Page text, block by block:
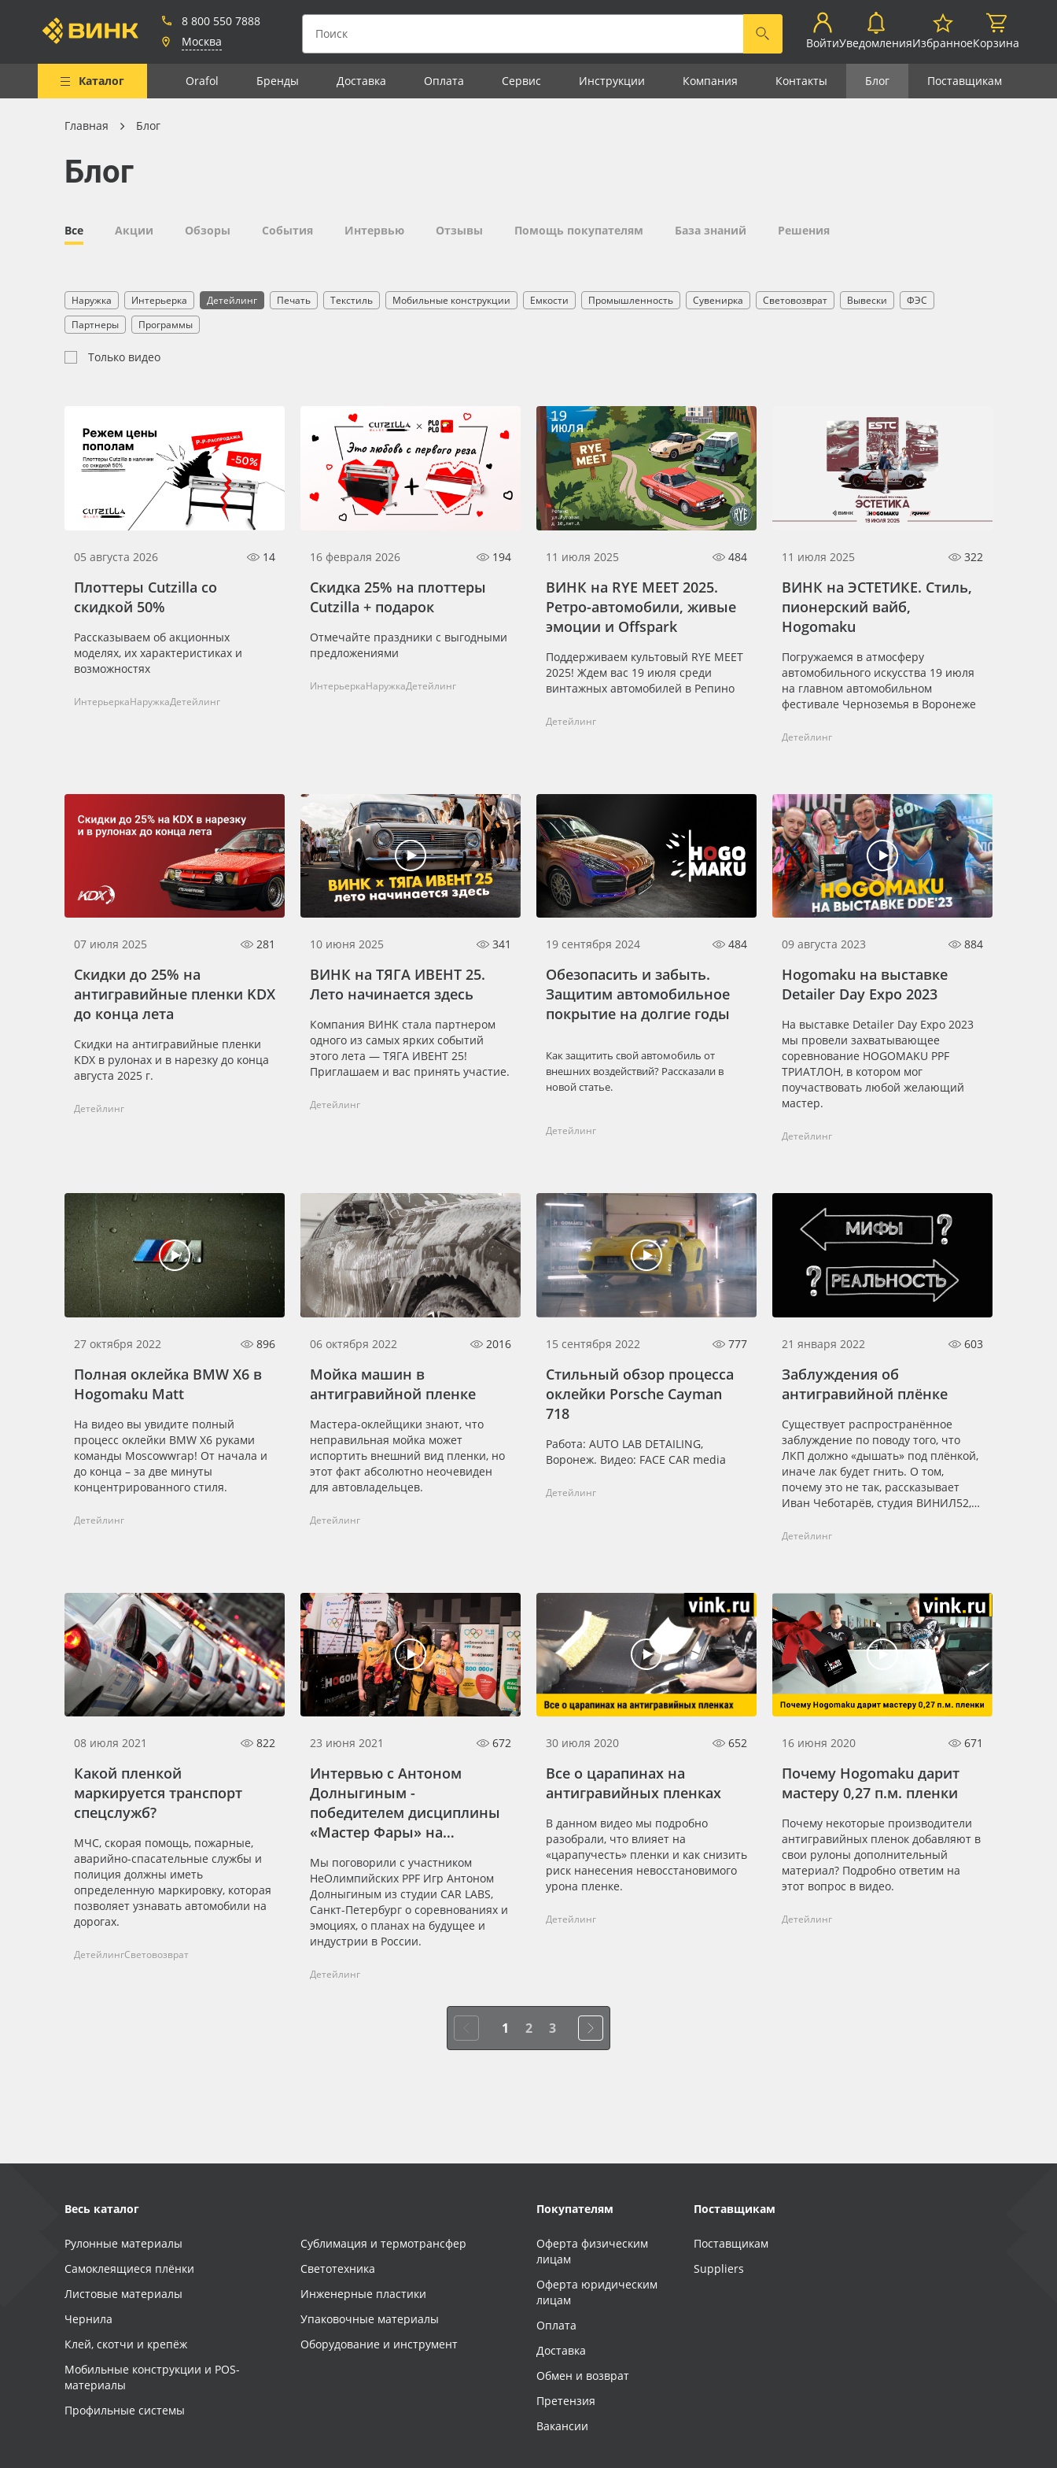
8 800 550 7888
Москва
ВойтиУведомленияИзбранноеКорзина
Каталог Orafol Бренды Доставка Оплата Сервис Инструкции Компания Контакты Блог Поставщикам
Весь каталог
Рулонные материалы
Листовые материалы
Мобильные конструкции и
POS-материалы
Профильные системы
Инженерные пластики
Упаковочные материалы
Оборудование и инструмент
Новинки ассортимента
Oracal 641
Orajet 3640
Плёнка монтажная Oratape
ПЭТ листовой
ПЭТ бэклит
Вспененный ПВХ
Главная Блог
Блог
Все Акции Обзоры События Интервью Отзывы Помощь покупателям База знаний Решения
Наружка Интерьерка Детейлинг Печать Текстиль Мобильные конструкции Емкости Промышленность Сувенирка Световозврат Вывески
ФЭС
Партнеры
Программы
Только видео
05 августа 2026 14
Плоттеры Cutzilla со
скидкой 50%
Рассказываем об акционных
моделях, их характеристиках и
возможностях
ИнтерьеркаНаружкаДетейлинг
16 февраля 2026 194
Скидка 25% на плоттеры
Cutzilla + подарок
Отмечайте праздники с выгодными
предложениями
ИнтерьеркаНаружкаДетейлинг
11 июля 2025 484
ВИНК на RYE MEET 2025.
Ретро-автомобили, живые
эмоции и Offspark
Поддерживаем культовый RYE MEET
2025! Ждем вас 19 июля среди
винтажных автомобилей в Репино
Детейлинг
11 июля 2025 322
ВИНК на ЭСТЕТИКЕ. Стиль,
пионерский вайб,
Hogomaku
Погружаемся в атмосферу
автомобильного искусства 19 июля
на главном автомобильном
фестивале Черноземья в Воронеже
Детейлинг
07 июля 2025 281
Скидки до 25% на
антигравийные пленки KDX
до конца лета
Скидки на антигравийные пленки
KDX в рулонах и в нарезку до конца
августа 2025 г.
Детейлинг
10 июня 2025 341
ВИНК на ТЯГА ИВЕНТ 25.
Лето начинается здесь
Компания ВИНК стала партнером
одного из самых ярких событий
этого лета — ТЯГА ИВЕНТ 25!
Приглашаем и вас принять участие.
Детейлинг
19 сентября 2024 484
Обезопасить и забыть.
Защитим автомобильное
покрытие на долгие годы
Как защитить свой автомобиль от
внешних воздействий? Рассказали в
новой статье.
Детейлинг
09 августа 2023 884
Hogomaku на выставке
Detailer Day Expo 2023
На выставке Detailer Day Expo 2023
мы провели захватывающее
соревнование HOGOMAKU PPF
ТРИАТЛОН, в котором мог
поучаствовать любой желающий
мастер.
Детейлинг
27 октября 2022 896
Полная оклейка BMW X6 в
Hogomaku Matt
На видео вы увидите полный
процесс оклейки BMW X6 руками
команды Moscowwrap! От начала и
до конца – за две минуты
концентрированного стиля.
Детейлинг
06 октября 2022 2016
Мойка машин в
антигравийной пленке
Мастера-оклейщики знают, что
неправильная мойка может
испортить внешний вид пленки, но
этот факт абсолютно неочевиден
для автовладельцев.
Детейлинг
15 сентября 2022 777
Стильный обзор процесса
оклейки Porsche Cayman
718
Работа: AUTO LAB DETAILING,
Воронеж. Видео: FACE CAR media
Детейлинг
21 января 2022 603
Заблуждения об
антигравийной плёнке
Существует распространённое
заблуждение по поводу того, что
ЛКП должно «дышать» под плёнкой,
иначе лак будет гнить. О том,
почему это не так, рассказывает
Иван Чеботарёв, студия ВИНИЛ52,
Детейлинг
08 июля 2021 822
Какой пленкой
маркируется транспорт
спецслужб?
МЧС, скорая помощь, пожарные,
аварийно-спасательные службы и
полиция должны иметь
определенную маркировку, которая
позволяет узнавать автомобили на
дорогах.
ДетейлингСветовозврат
23 июня 2021 672
Интервью с Антоном
Долныгиным -
победителем дисциплины
«Мастер Фары» на
Мы поговорили с участником
НеОлимпийских PPF Игр Антоном
Долныгиным из студии CAR LABS,
Санкт-Петербург о соревнованиях и
эмоциях, о планах на будущее и
индустрии в России.
Детейлинг
30 июля 2020 652
Все о царапинах на
антигравийных пленках
В данном видео мы подробно
разобрали, что влияет на
«царапучесть» пленки и как снизить
риск нанесения невосстановимого
урона пленке.
Детейлинг
16 июня 2020 671
Почему Hogomaku дарит
мастеру 0,27 п.м. пленки
Почему некоторые производители
антигравийных пленок добавляют в
свои рулоны дополнительный
материал? Подробно ответим на
этот вопрос в видео.
Детейлинг
1 2 3
Весь каталог
Рулонные материалы
Самоклеящиеся плёнки
Листовые материалы
Чернила
Клей, скотчи и крепёж
Мобильные конструкции и POS-
материалы
Профильные системы
Сублимация и термотрансфер
Светотехника
Инженерные пластики
Упаковочные материалы
Оборудование и инструмент
Покупателям
Оферта физическим
лицам
Оферта юридическим
лицам
Оплата
Доставка
Обмен и возврат
Претензия
Вакансии
Поставщикам
Поставщикам
Suppliers